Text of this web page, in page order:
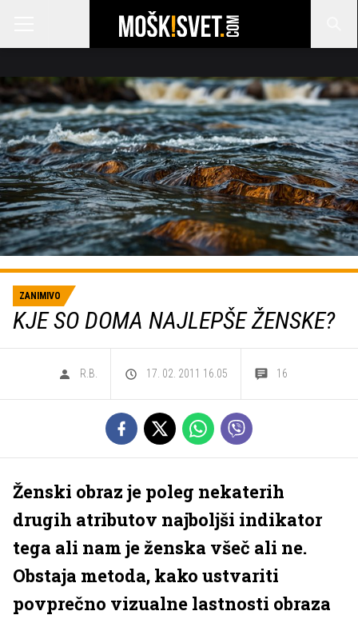
ZANIMIVO
KJE SO DOMA NAJLEPŠE ŽENSKE?
R.B. 17. 02. 2011 16.05 16
Ženski obraz je poleg nekaterih
drugih atributov najboljši indikator
tega ali nam je ženska všeč ali ne.
Obstaja metoda, kako ustvariti
povprečno vizualne lastnosti obraza